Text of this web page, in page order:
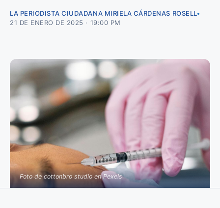
LA PERIODISTA CIUDADANA MIRIELA CÁRDENAS ROSELL
21 DE ENERO DE 2025 · 19:00 PM
Foto de cottonbro studio en Pexels